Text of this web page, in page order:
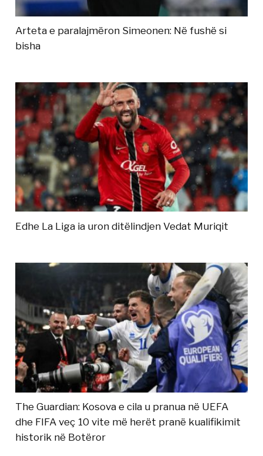
Arteta e paralajmëron Simeonen: Në fushë si
bisha
Edhe La Liga ia uron ditëlindjen Vedat Muriqit
The Guardian: Kosova e cila u pranua në UEFA
dhe FIFA veç 10 vite më herët pranë kualifikimit
historik në Botëror